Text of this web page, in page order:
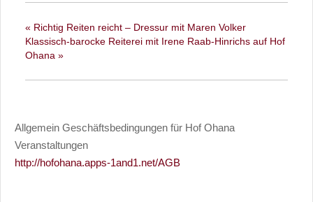
« Richtig Reiten reicht – Dressur mit Maren Volker
Klassisch-barocke Reiterei mit Irene Raab-Hinrichs auf Hof
Ohana »
Allgemein Geschäftsbedingungen für Hof Ohana
Veranstaltungen
http://hofohana.apps-1and1.net/AGB